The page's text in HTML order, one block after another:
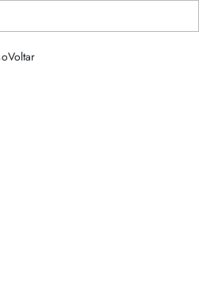
Voltar